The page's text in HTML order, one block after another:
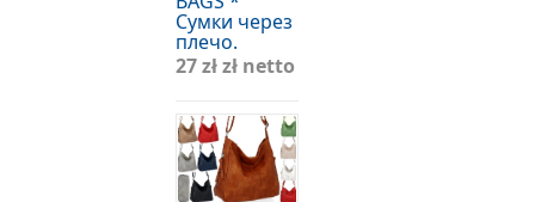
Сумки через
плечо.
27 złzł netto